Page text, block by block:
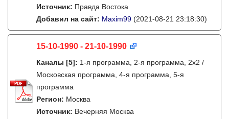
Источник: Правда Востока
Добавил на сайт: Maxim99 (2021-08-21 23:18:30)
15-10-1990 - 21-10-1990
Каналы [5]: 1-я программа, 2-я программа, 2х2 /
Московская программа, 4-я программа, 5-я
программа
Регион: Москва
Источник: Вечерняя Москва